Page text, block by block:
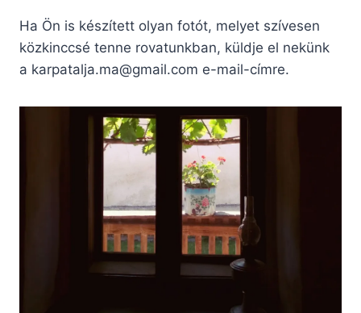
Ha Ön is készített olyan fotót, melyet szívesen
közkinccsé tenne rovatunkban, küldje el nekünk
a karpatalja.ma@gmail.com e-mail-címre.